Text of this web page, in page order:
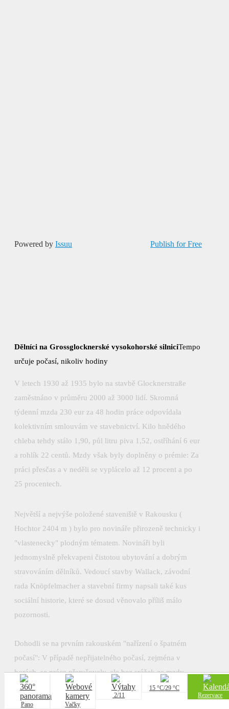
Powered by Issuu Publish for Free
Dělníci na Grossglocknerské vysokohorské silniciTempo
určuje počasí, nikoliv hodiny
V letech 1930 až 1935 bylo na stavbě Glocknerstraße
zaměstnáno v průměru 2000 až 3000 lidí. Skromná
týdenní mzda 230 eur za 48 hodin práce odpovídala
kolektivním smlouvám ve stavebnictví. Kilo hnědého
chleba tehdy stálo 1,90, půl litru piva 1,52, ostříhání 6 eur
a rohlík 22 centů. Mzdy však byly doplněny o prémie: Za
práci přesčas a v neděli se vyplácelo až 12 procent a po
25 procentech.
Největší a nejvýše položené staveniště v Rakousku (
Hochtor 2404 m ) bylo pro novináře přirozeně technicky i
"vlastenecky" plodným tématem. Novináři byli
jednomyslně překvapeni čistotou ubytování a dobrým
stravováním dělníků. Vedoucí stavby Wallack, závodní
rada Knöpfelmacher a stavební firmy napsali také kus
sociální historie, které se dosud věnovalo příliš málo
pozornosti.
Dohodli se na prvním rakouském "nařízení o špatném
počasí": V případě nepřijatelného počasí, zejména v
horách, se práce přerušovaly, ale bez srážek ze mzdy.
Pánové kalkulovali realisticky, nikoli ideologicky. Pokud
se dělníci při osmihodinové práci v dešti a bouřce
Pano Vačky
2/11
15 °C/29 °C
Rezervace